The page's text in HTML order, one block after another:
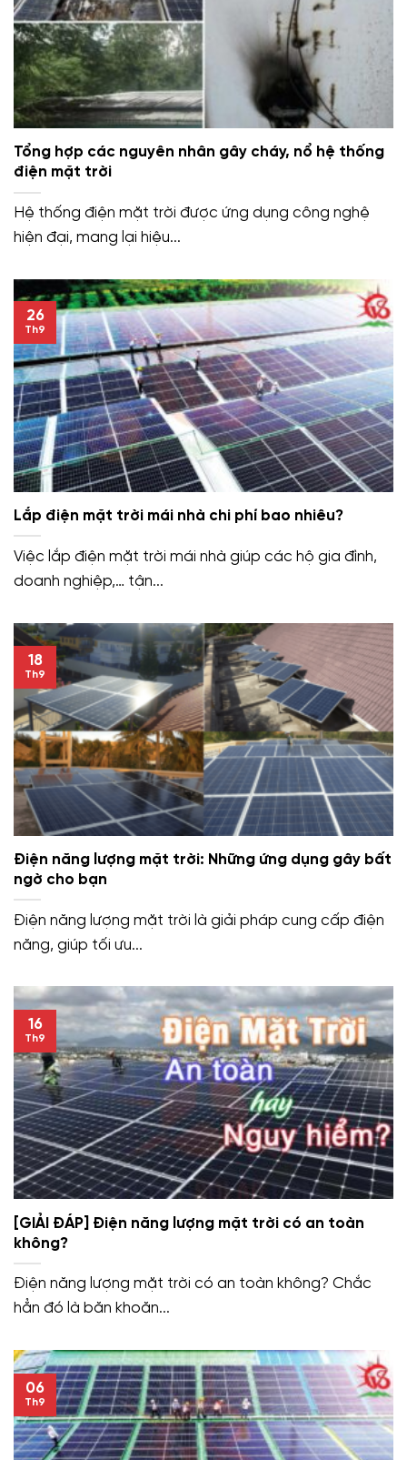
Tổng hợp các nguyên nhân gây cháy, nổ hệ thống
điện mặt trời
Hệ thống điện mặt trời được ứng dụng công nghệ
hiện đại, mang lại hiệu...
Lắp điện mặt trời mái nhà chi phí bao nhiêu?
Việc lắp điện mặt trời mái nhà giúp các hộ gia đình,
doanh nghiệp,… tận...
26
Th9
Điện năng lượng mặt trời: Những ứng dụng gây bất
ngờ cho bạn
Điện năng lượng mặt trời là giải pháp cung cấp điện
năng, giúp tối ưu...
18
Th9
[GIẢI ĐÁP] Điện năng lượng mặt trời có an toàn
không?
Điện năng lượng mặt trời có an toàn không? Chắc
hẳn đó là băn khoăn...
16
Th9
06
Th9